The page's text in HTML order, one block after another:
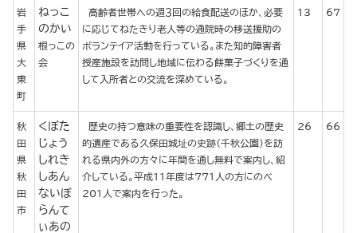
岩
手
県
大
東
町
ねっこ
のかい
根っこの
会
高齢者世帯への週３回の給食配送のほか、必要
に応じてねたきり老人等の通院時の移送援助の
ボランテイア活動を行っている。また知的障害者
授産施設を訪問し地域に伝わる餅菓子づくりを通
して入所者との交流を深めている。
13 67
秋
田
県
秋
田
市
くぼた
じょう
しれき
しあん
ないぼ
らんて
ぃあの
歴史の持つ意味の重要性を認識し、郷土の歴史
的遺産である久保田城址の史跡（千秋公園）を訪
れる県内外の方々に年間を通し無料で案内し、紹
介している。平成11年度は771人の方にのべ
201人で案内を行った。
26 66